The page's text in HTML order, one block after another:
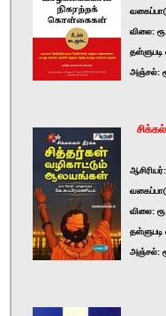
விலை: ரூ.
தள்ளுபடி
அஞ்சல்:
ஆசிரியர்:
விலை: ரூ.
தள்ளுபடி
அஞ்சல்: